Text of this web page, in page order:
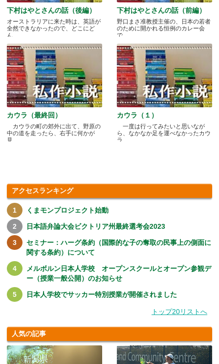
下村はやとさんの話（後編）
オーストラリアに来た時は、英語が
全然できなかったので、どこにど
ん.....
下村はやとさんの話（前編）
野口まさ准教授主催の、日本の若者
のために開かれる恒例のカレー会
で.....
カウラ（最終回）
カウラの町の郊外に出て、野原の
中の道を走ったら、右手に何かが
見.....
カウラ（１）
一度は行ってみたいと思いなが
ら、なかなか足を運べなかったカウ
ラ.....
アクセスランキング
くまモンプロジェクト始動
日本語弁論大会ビクトリア州最終選考会2023
セミナー：ハーグ条約（国際的な子の奪取の民事上の側面に
関する条約）について
メルボルン日本人学校 オープンスクールとオープン参観デ
ー（授業一般公開）のお知らせ
日本人学校でサッカー特別授業が開催されました
トップ20リストへ
人気の記事